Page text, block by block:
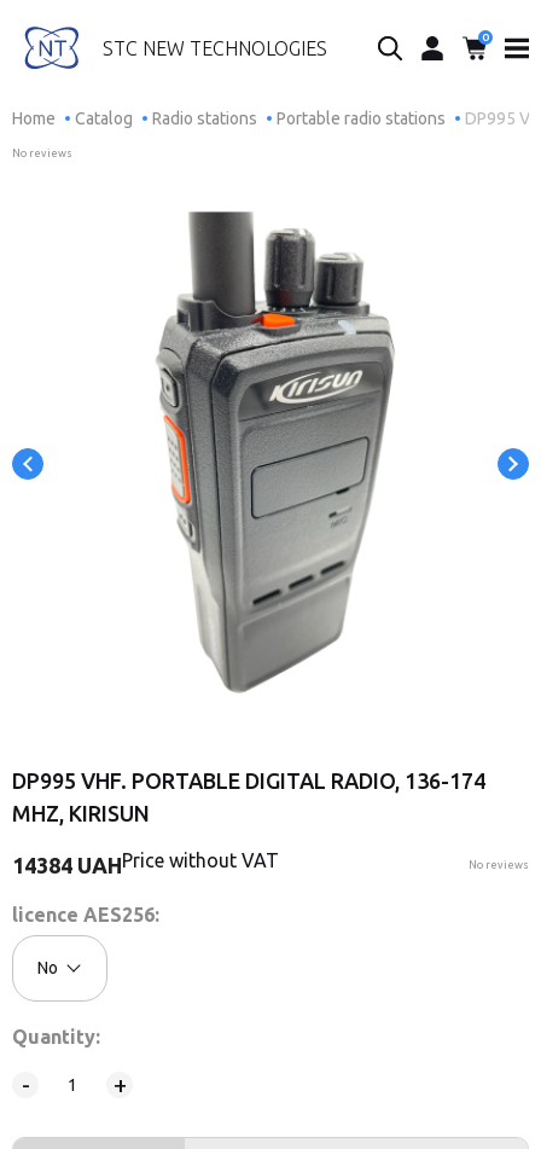
STC NEW TECHNOLOGIES
Search... 0
Home Catalog Radio stations Portable radio stations DP995
No reviews
DP995 VHF. PORTABLE DIGITAL RADIO, 136-174
MHZ, KIRISUN
14384 UAHPrice without VAT No reviews
licence AES256:
No
Quantity:
- +